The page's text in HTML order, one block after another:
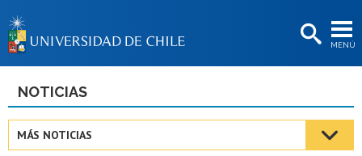
MENÚ
BIBLIOTECAS
Estudiantes
NOTICIAS
MÁS NOTICIAS